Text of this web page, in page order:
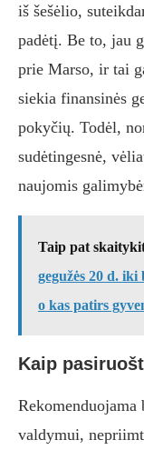
iš šešėlio,
padėtį. Be to, jau
prie Marso, ir tai
siekia finansinės
pokyčių. Todėl,
sudėtingesnė,
naujomis
Taip pat
gegužės 20 d.
o kas patirs
Kaip
Rekomenduojama
valdymui,